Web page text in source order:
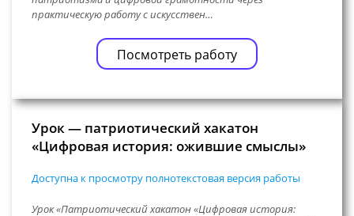
практическую работу с искусствен…
Посмотреть работу
Урок — патриотический хакатон
«Цифровая история: ожившие смыслы»
Доступна к просмотру полнотекстовая версия работы
Урок «Патриотический хакатон «Цифровая история: